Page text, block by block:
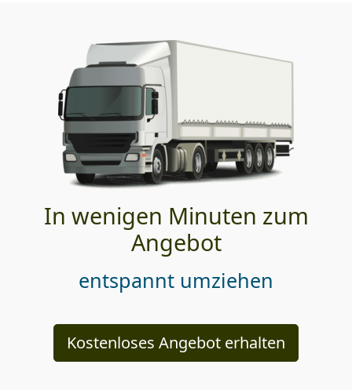
In wenigen Minuten zum
Angebot
entspannt umziehen
Kostenloses Angebot erhalten